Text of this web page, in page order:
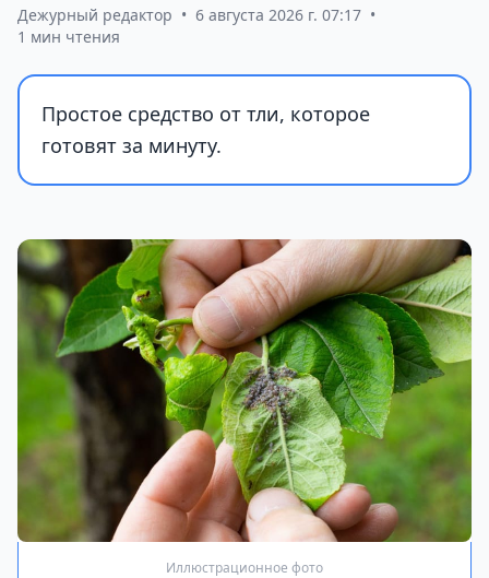
Дежурный редактор • 6 августа 2026 г. 07:17 •
1 мин чтения
Простое средство от тли, которое
готовят за минуту.
Иллюстрационное фото